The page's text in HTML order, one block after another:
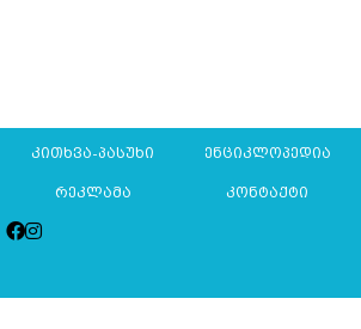
კითხვა-პასუხი ენციკლოპედია
რეკლამა კონტაქტი